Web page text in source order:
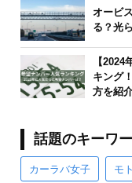
オービ
る？光
【
キング
方を紹
話題のキーワ
カーラバ女子 モ